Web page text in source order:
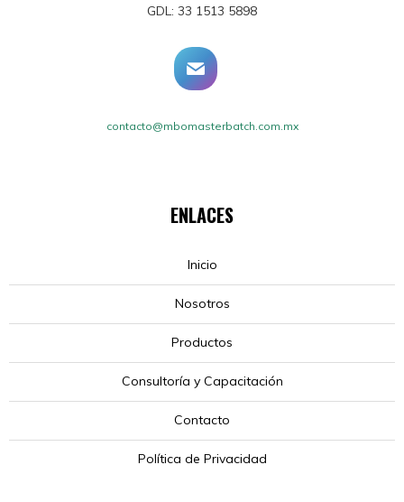
GDL: 33 1513 5898
contacto@mbomasterbatch.com.mx
ENLACES
Inicio
Nosotros
Productos
Consultoría y Capacitación
Contacto
Política de Privacidad